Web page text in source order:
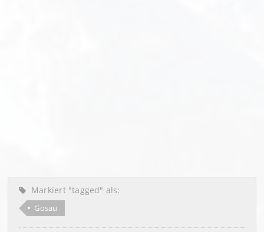
Markiert "tagged" als:
Gosau